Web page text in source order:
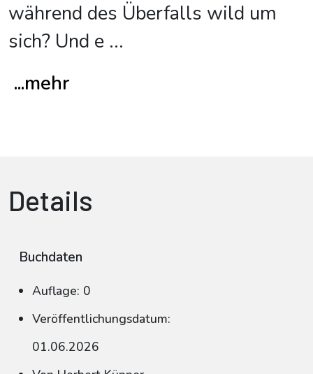
während des Überfalls wild um
sich? Und e ...
...mehr
Details
Buchdaten
Auflage: 0
Veröffentlichungsdatum:
01.06.2026